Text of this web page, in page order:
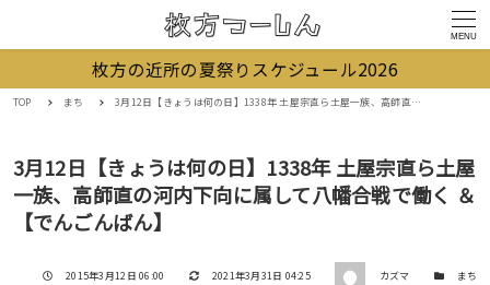
MENU
枚方の近所の夏祭りスケジュール2026
TOP まち 3月12日【きょうは何の日】1338年 土屋宗直ら土屋一族、高師直の河内下向に属して八幡合戦で働く ＆【でんごんばん】
3月12日【きょうは何の日】1338年 土屋宗直ら土屋
一族、高師直の河内下向に属して八幡合戦で働く ＆
【でんごんばん】
投稿日
2015年3月12日 06:00 更新日
2021年3月31日 04:25 著者 カズマ カテゴリー
まち